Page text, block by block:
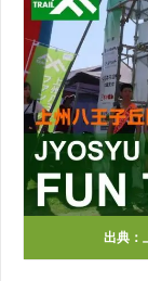
出典：